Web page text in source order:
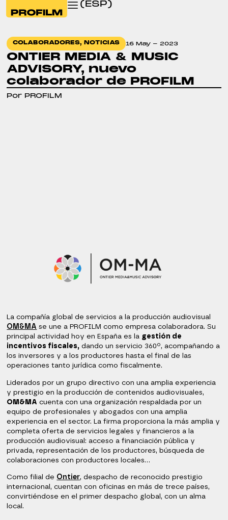
(ESP)
COLABORADORES, NOTICIAS 16 May - 2023
ONTIER MEDIA & MUSIC
ADVISORY, nuevo
colaborador de PROFILM
Por PROFILM
La compañía global de servicios a la producción audiovisual
OM&MA se une a PROFILM como empresa colaboradora. Su
principal actividad hoy en España es la gestión de
incentivos fiscales, dando un servicio 360º, acompañando a
los inversores y a los productores hasta el final de las
operaciones tanto jurídica como fiscalmente.
Liderados por un grupo directivo con una amplia experiencia
y prestigio en la producción de contenidos audiovisuales,
OM&MA cuenta con una organización respaldada por un
equipo de profesionales y abogados con una amplia
experiencia en el sector. La firma proporciona la más amplia y
completa oferta de servicios legales y financieros a la
producción audiovisual: acceso a financiación pública y
privada, representación de los productores, búsqueda de
colaboraciones con productores locales…
Como filial de Ontier, despacho de reconocido prestigio
internacional, cuentan con oficinas en más de trece países,
convirtiéndose en el primer despacho global, con un alma
local.